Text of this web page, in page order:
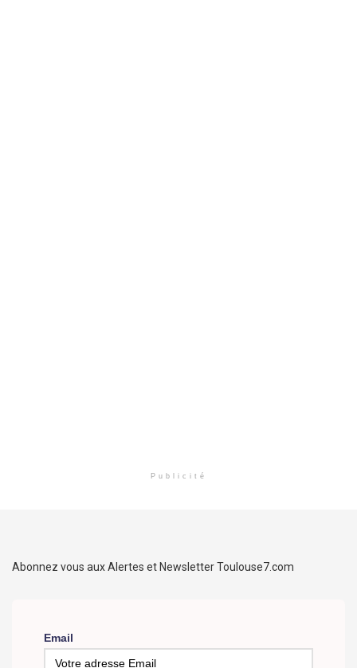
Publicité
Abonnez vous aux Alertes et Newsletter Toulouse7.com
Email